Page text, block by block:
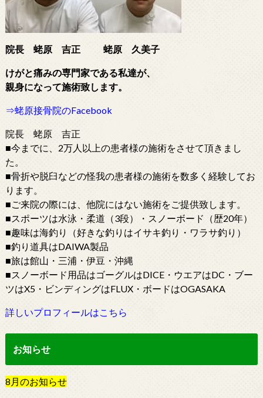
院長 蛯原 吉正 蛯原 久美子
けがと痛みの専門家である私達が、
親身になって施術致します。
⇒蛯原接骨院のFacebook
院長 蛯原 吉正
■今までに、2万人以上の患者様の施術をさせて頂きまし
た。
■骨折や脱臼などの怪我の患者様の施術を数多く経験してお
ります。
■ご来院の際には、他院にはない施術をご提供致します。
■スポーツは水泳・柔道（3段）・スノーボード（歴20年）
■趣味は海釣り（好きな釣りはイサキ釣り・ワラサ釣り）
■釣り道具はDAIWA製品
■旅は館山・三浦・伊豆・沖縄
■スノーボード用品はゴーグルはDICE・ウエアはDC・ブー
ツはX5・ビンディングはFLUX・ボードはOGASAKA
詳しいプロフィールはこちら
お知らせ
8 月のお知らせ